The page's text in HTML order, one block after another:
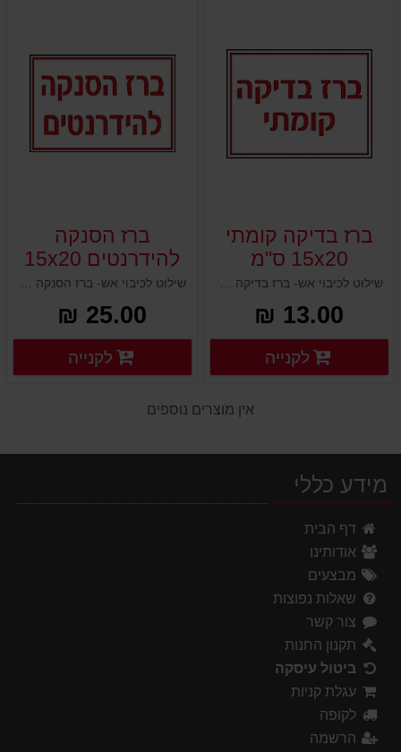
ברז בדיקה קומתי
15x20 ס"מ
13.00 ₪
פרטים נוספים פרטים נוספים לקנייה
ברז הסנקה
להידרנטים 15x20
ס"מ
25.00 ₪
פרטים נוספים
לקנייה
אין מוצרים נוספים
מידע כללי
דף הבית
אודותינו
מבצעים
שאלות נפוצות
צור קשר
תקנון החנות
ביטול עיסקה
עגלת קניות
לקופה
הרשמה